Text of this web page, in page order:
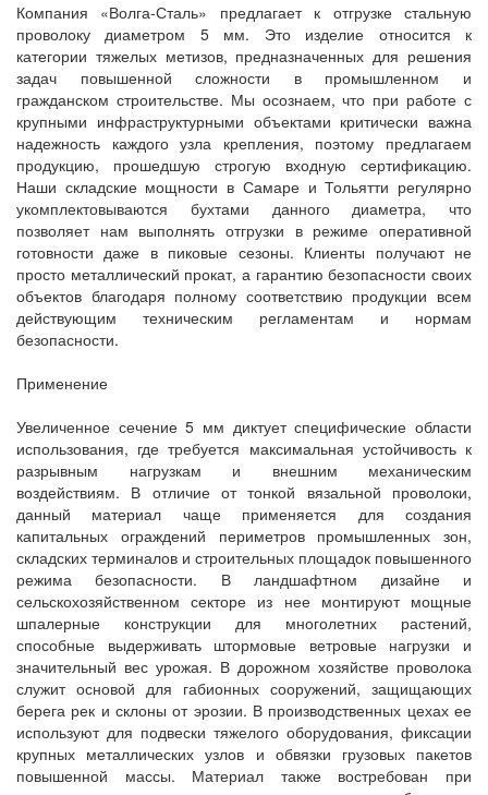
Компания «Волга-Сталь» предлагает к отгрузке стальную
проволоку диаметром 5 мм. Это изделие относится к
категории тяжелых метизов, предназначенных для решения
задач повышенной сложности в промышленном и
гражданском строительстве. Мы осознаем, что при работе с
крупными инфраструктурными объектами критически важна
надежность каждого узла крепления, поэтому предлагаем
продукцию, прошедшую строгую входную сертификацию.
Наши складские мощности в Самаре и Тольятти регулярно
укомплектовываются бухтами данного диаметра, что
позволяет нам выполнять отгрузки в режиме оперативной
готовности даже в пиковые сезоны. Клиенты получают не
просто металлический прокат, а гарантию безопасности своих
объектов благодаря полному соответствию продукции всем
действующим техническим регламентам и нормам
безопасности.
Применение
Увеличенное сечение 5 мм диктует специфические области
использования, где требуется максимальная устойчивость к
разрывным нагрузкам и внешним механическим
воздействиям. В отличие от тонкой вязальной проволоки,
данный материал чаще применяется для создания
капитальных ограждений периметров промышленных зон,
складских терминалов и строительных площадок повышенного
режима безопасности. В ландшафтном дизайне и
сельскохозяйственном секторе из нее монтируют мощные
шпалерные конструкции для многолетних растений,
способные выдерживать штормовые ветровые нагрузки и
значительный вес урожая. В дорожном хозяйстве проволока
служит основой для габионных сооружений, защищающих
берега рек и склоны от эрозии. В производственных цехах ее
используют для подвески тяжелого оборудования, фиксации
крупных металлических узлов и обвязки грузовых пакетов
повышенной массы. Материал также востребован при